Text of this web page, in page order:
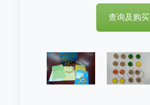
查询及购买